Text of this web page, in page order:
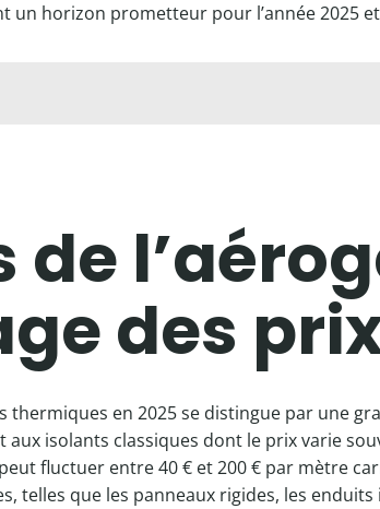
horizon prometteur pour l’année 2025
de
des
en 2025 se distingue par une
isolants classiques dont le prix varie
fluctuer entre 40 € et 200 € par mètre
telles que les panneaux rigides, les